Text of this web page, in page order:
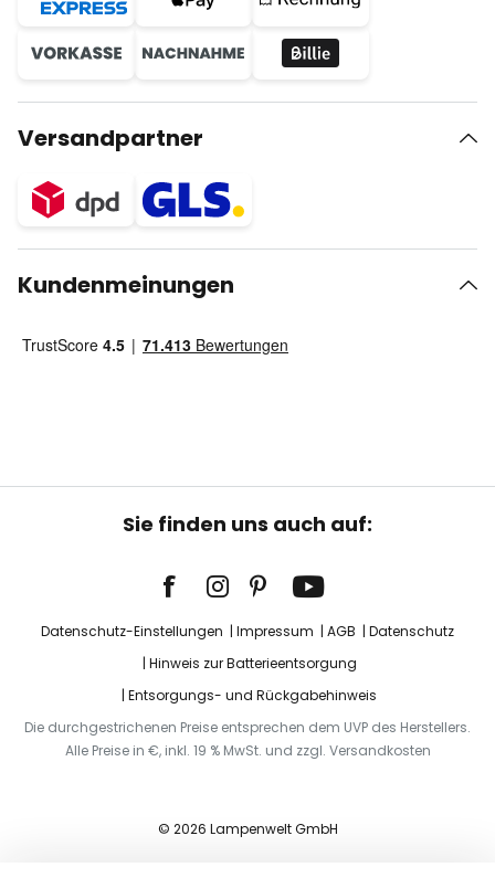
Versandpartner
Kundenmeinungen
Sie finden uns auch auf:
Datenschutz-Einstellungen Impressum AGB
Datenschutz
Hinweis zur Batterieentsorgung
Entsorgungs- und Rückgabehinweis
Die durchgestrichenen Preise entsprechen dem UVP des Herstellers.
Alle Preise in €, inkl. 19 % MwSt. und zzgl. Versandkosten
© 2026 Lampenwelt GmbH